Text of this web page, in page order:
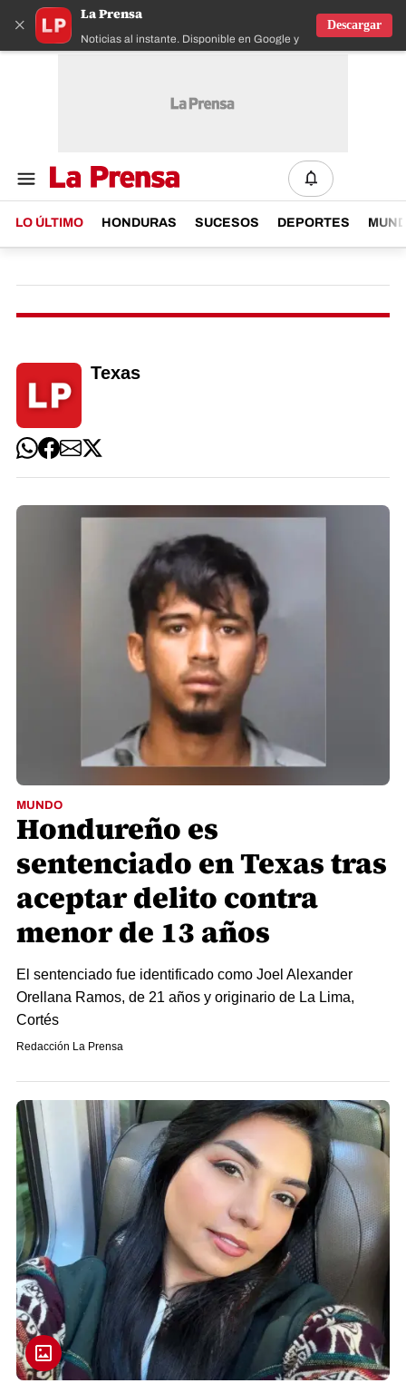
×
La Prensa
Noticias al instante. Disponible en Google y IOS
Descargar
LO ÚLTIMO HONDURAS SUCESOS DEPORTES
Texas
MUNDO
Hondureño es
sentenciado en Texas tras
aceptar delito contra
menor de 13 años
El sentenciado fue identificado como Joel Alexander
Orellana Ramos, de 21 años y originario de La Lima,
Cortés
Redacción La Prensa